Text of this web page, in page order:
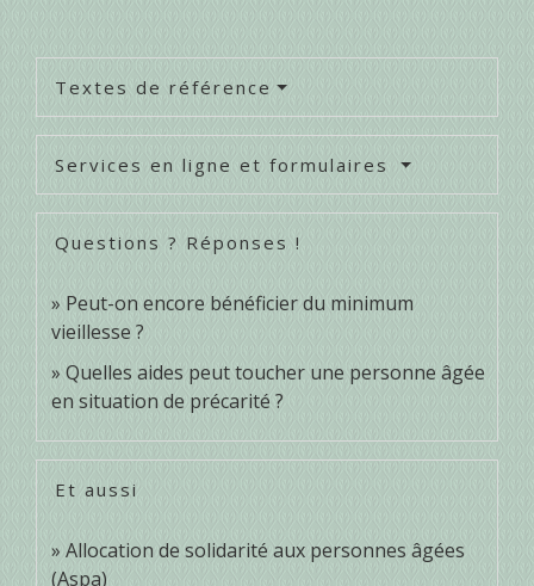
Textes de référence
Services en ligne et formulaires
Questions ? Réponses !
Peut-on encore bénéficier du minimum
vieillesse ?
Quelles aides peut toucher une personne âgée
en situation de précarité ?
Et aussi
Allocation de solidarité aux personnes âgées
(Aspa)